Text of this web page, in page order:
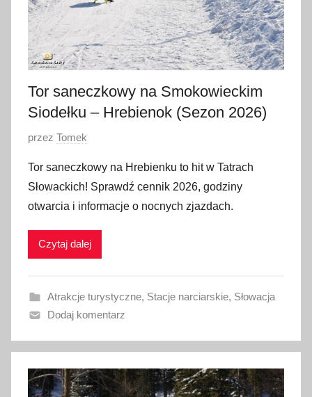
Tor saneczkowy na Smokowieckim
Siodełku – Hrebienok (Sezon 2026)
O
u
b
l
i
a
n
2
2
l
przez Tomek
Tor saneczkowy na Hrebienku to hit w Tatrach
Słowackich! Sprawdź cennik 2026, godziny
otwarcia i informacje o nocnych zjazdach.
Czytaj dalej
Atrakcje turystyczne, Stacje narciarskie, Słowacja
Dodaj komentarz